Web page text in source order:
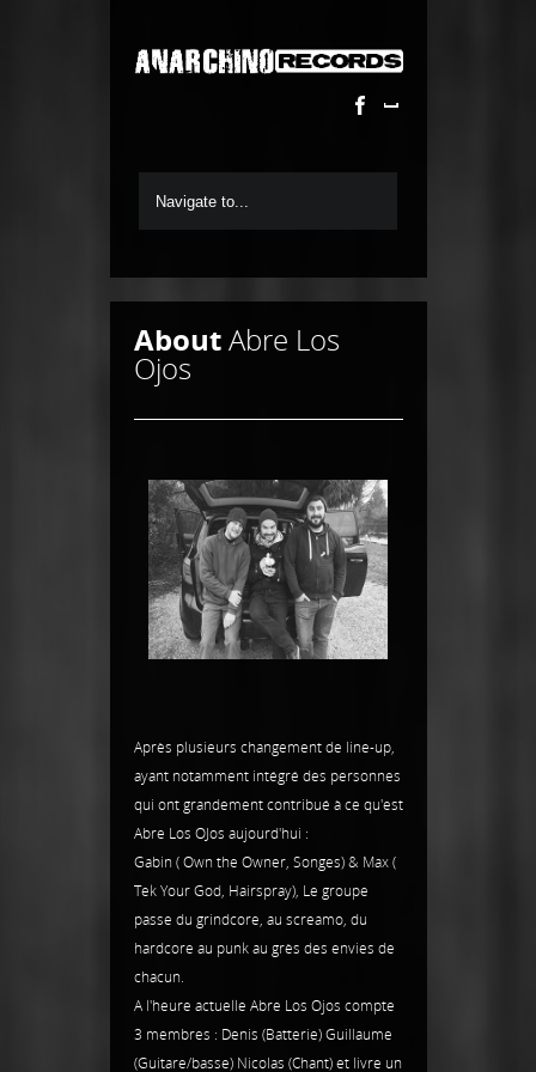
AboutAbre Los
Ojos
Après plusieurs changement de line-up,
ayant notamment intégré des personnes
qui ont grandement contribué à ce qu'est
Abre Los OJos aujourd'hui :
Gabin ( Own the Owner, Songes) & Max (
Tek Your God, Hairspray), Le groupe
passe du grindcore, au screamo, du
hardcore au punk au grès des envies de
chacun.
A l'heure actuelle Abre Los Ojos compte
3 membres : Denis (Batterie) Guillaume
(Guitare/basse) Nicolas (Chant) et livre un